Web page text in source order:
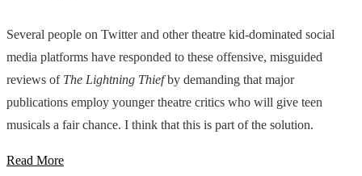
Several people on Twitter and other theatre kid-dominated social
media platforms have responded to these offensive, misguided
reviews of The Lightning Thiefby demanding that major
publications employ younger theatre critics who will give teen
musicals a fair chance. I think that this is part of the solution.
Read More